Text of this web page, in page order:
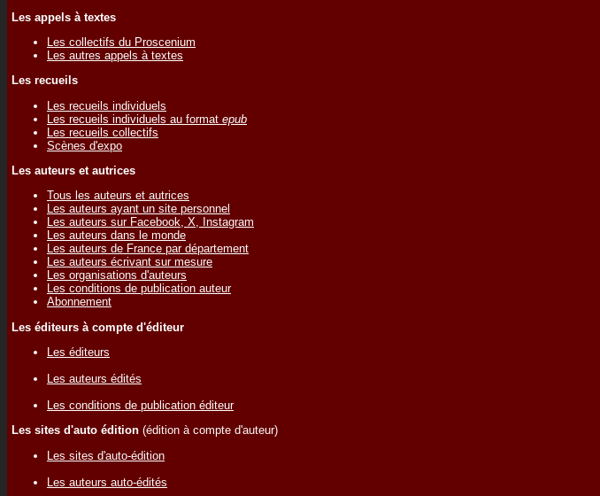
Les appels à textes
Les collectifs du Proscenium
Les autres appels à textes
Les recueils
Les recueils individuels
Les recueils individuels au format epub
Les recueils collectifs
Scènes d'expo
Les auteurs et autrices
Tous les auteurs et autrices
Les auteurs ayant un site personnel
Les auteurs sur Facebook, X, Instagram
Les auteurs dans le monde
Les auteurs de France par département
Les auteurs écrivant sur mesure
Les organisations d'auteurs
Les conditions de publication auteur
Abonnement
Les éditeurs à compte d'éditeur
Les éditeurs
Les auteurs édités
Les conditions de publication éditeur
Les sites d'auto édition (édition à compte d'auteur)
Les sites d'auto-édition
Les auteurs auto-édités